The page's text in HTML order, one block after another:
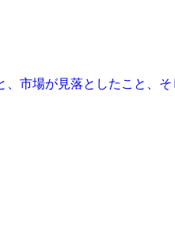
市場が見落としたこと、